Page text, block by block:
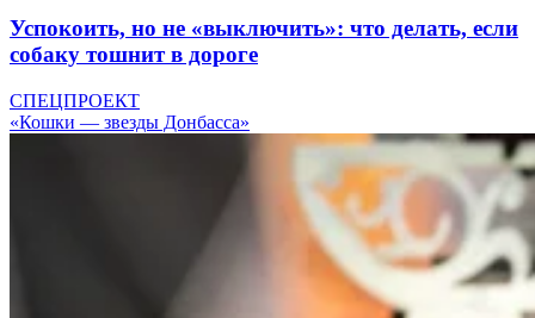
Успокоить, но не «выключить»: что делать, если
собаку тошнит в дороге
СПЕЦПРОЕКТ
«Кошки — звезды Донбасса»